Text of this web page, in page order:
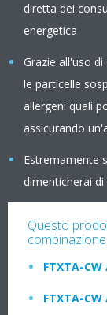
diretta dei
energetica
Grazie all'uso
le particelle
allergeni quali
assicurando
Estremamente
dimenticherai di
Questo
FTXTA-CW
FTXTA-CW